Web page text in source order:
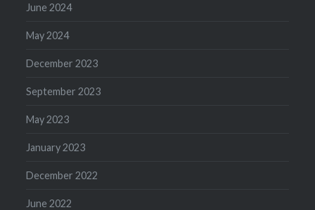
June 2024
May 2024
December 2023
September 2023
May 2023
January 2023
December 2022
June 2022